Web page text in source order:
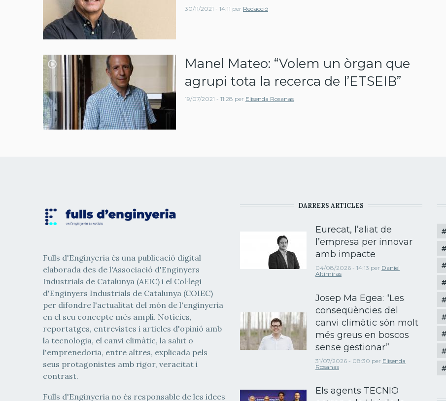
30/11/2021 - 14:11 per Redacció
Manel Mateo: “Volem un òrgan que
agrupi tota la recerca de l’ETSEIB”
19/07/2021 - 11:28 per Elisenda Rosanas
Fulls d'Enginyeria és una publicació digital
elaborada des de l'Associació d'Enginyers
Industrials de Catalunya (AEIC) i el Col·legi
d'Enginyers Industrials de Catalunya (COIEC)
per difondre l'actualitat del món de l'enginyeria
en el seu concepte més ampli. Notícies,
reportatges, entrevistes i articles d'opinió amb
la tecnologia, el canvi climàtic, la salut o
l'emprenedoria, entre altres, explicada pels
seus protagonistes amb rigor, veracitat i
contrast.
Fulls d'Enginyeria no és responsable de les idees
DARRERS ARTICLES
Eurecat, l’aliat de
l’empresa per innovar
amb impacte
04/08/2026 - 14:13 per Daniel
Altimiras
Josep Ma Egea: “Les
conseqüències del
canvi climàtic són molt
més greus en boscos
sense gestionar”
31/07/2026 - 08:30 per Elisenda
Rosanas
Els agents TECNIO